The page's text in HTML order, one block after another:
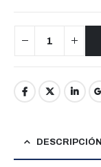
DESCRIPCIÓN